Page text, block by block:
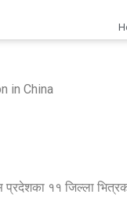
in China
११ जिल्ला